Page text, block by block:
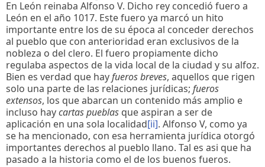
En León reinaba Alfonso V. Dicho rey concedió fuero a
León en el año 1017. Este fuero ya marcó un hito
importante entre los de su época al conceder derechos
al pueblo que con anterioridad eran exclusivos de la
nobleza o del clero. El fuero propiamente dicho
regulaba aspectos de la vida local de la ciudad y su alfoz.
Bien es verdad que hayfueros breves, aquellos que rigen
solo una parte de las relaciones jurídicas; fueros
extensos, los que abarcan un contenido más amplio e
incluso haycartas pueblas que aspiran a ser de
aplicación en una sola localidad[ii]. Alfonso V, como ya
se ha mencionado, con esa herramienta jurídica otorgó
importantes derechos al pueblo llano. Tal es asi que ha
pasado a la historia como el de los buenos fueros.